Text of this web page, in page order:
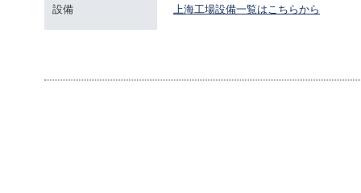
設備 上海工場設備一覧はこちらから